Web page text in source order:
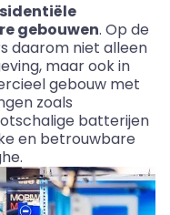
gebouwen. Op de
daarom niet alleen
maar ook in
gebouw met
zoals
batterijen
en betrouwbare